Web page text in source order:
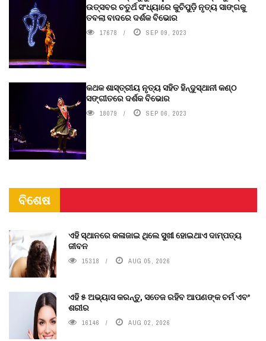
ଉତ୍ସବର ଚତୁର୍ଥ ସଂଧ୍ୟାରେ କୁଚିପୁଡ଼ି ନୃତ୍ୟ ସାଙ୍ଗକୁ
ତବଲା ବାଦରେ ଦର୍ଶକ ବିଭୋର
17678 SEP 09, 2023
କଥକ ଶାସ୍ତ୍ରୀୟ ନୃତ୍ୟ ସହିତ ହିନ୍ଦୁସ୍ଥାନୀ କଣ୍ଠ
ସଙ୍ଗୀତରେ ଦର୍ଶକ ବିଭୋର
18079 SEP 06, 2023
ବିଶେଷ
ଏହି ସ୍ଥାନରେ କଳାଜାଇ ଥିଲେ ସୁଖୀ ହୋଇଥାଏ ଦାମ୍ପତ୍ୟ
ଜୀବନ
15318 AUG 05, 2026
ଏହି ୫ ଅଭ୍ୟାସ କରନ୍ତୁ, ସତେଜ ରହିବ ଆପଣଙ୍କ ଚର୍ମ ଏବଂ
ଶରୀର
16146 AUG 02, 2026